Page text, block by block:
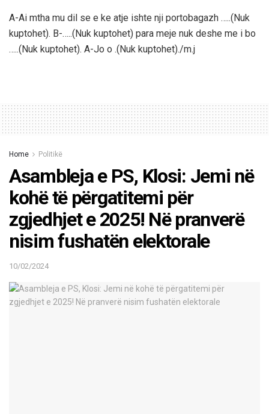
A-Ai mtha mu dil se e ke atje ishte nji portobagazh …..(Nuk
kuptohet). B-…..(Nuk kuptohet) para meje nuk deshe me i bo
…..(Nuk kuptohet). A-Jo o .(Nuk kuptohet)./m.j
Home Politikë
Asambleja e PS, Klosi: Jemi në
kohë të përgatitemi për
zgjedhjet e 2025! Në pranverë
nisim fushatën elektorale
10/02/2024